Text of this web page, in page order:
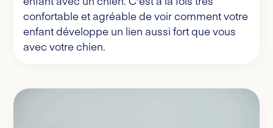
confortable et agréable de voir comment votre
enfant développe un lien aussi fort que vous
avec votre chien.